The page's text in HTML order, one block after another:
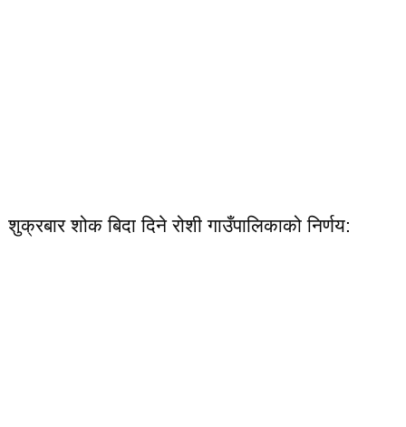
शुक्रबार शोक बिदा दिने रोशी गाउँपालिकाको निर्णय: